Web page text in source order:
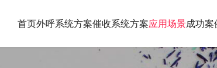
首页外呼系统方案催收系统方案应用场景成功案